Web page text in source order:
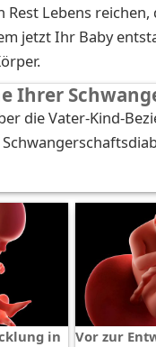
Rest Lebens
jetzt Ihr Baby
Ihrer
die Vater-Kind-
in
Vor zur